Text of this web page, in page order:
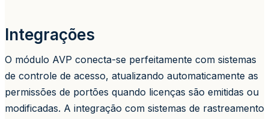
Integrações
O módulo AVP conecta-se perfeitamente com sistemas
de controle de acesso, atualizando automaticamente as
permissões de portões quando licenças são emitidas ou
modificadas. A integração com sistemas de rastreamento